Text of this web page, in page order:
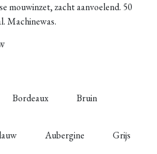
mouwinzet, zacht aanvoelend. 50
Machinewas.
Bordeaux Bruin
Aubergine Grijs